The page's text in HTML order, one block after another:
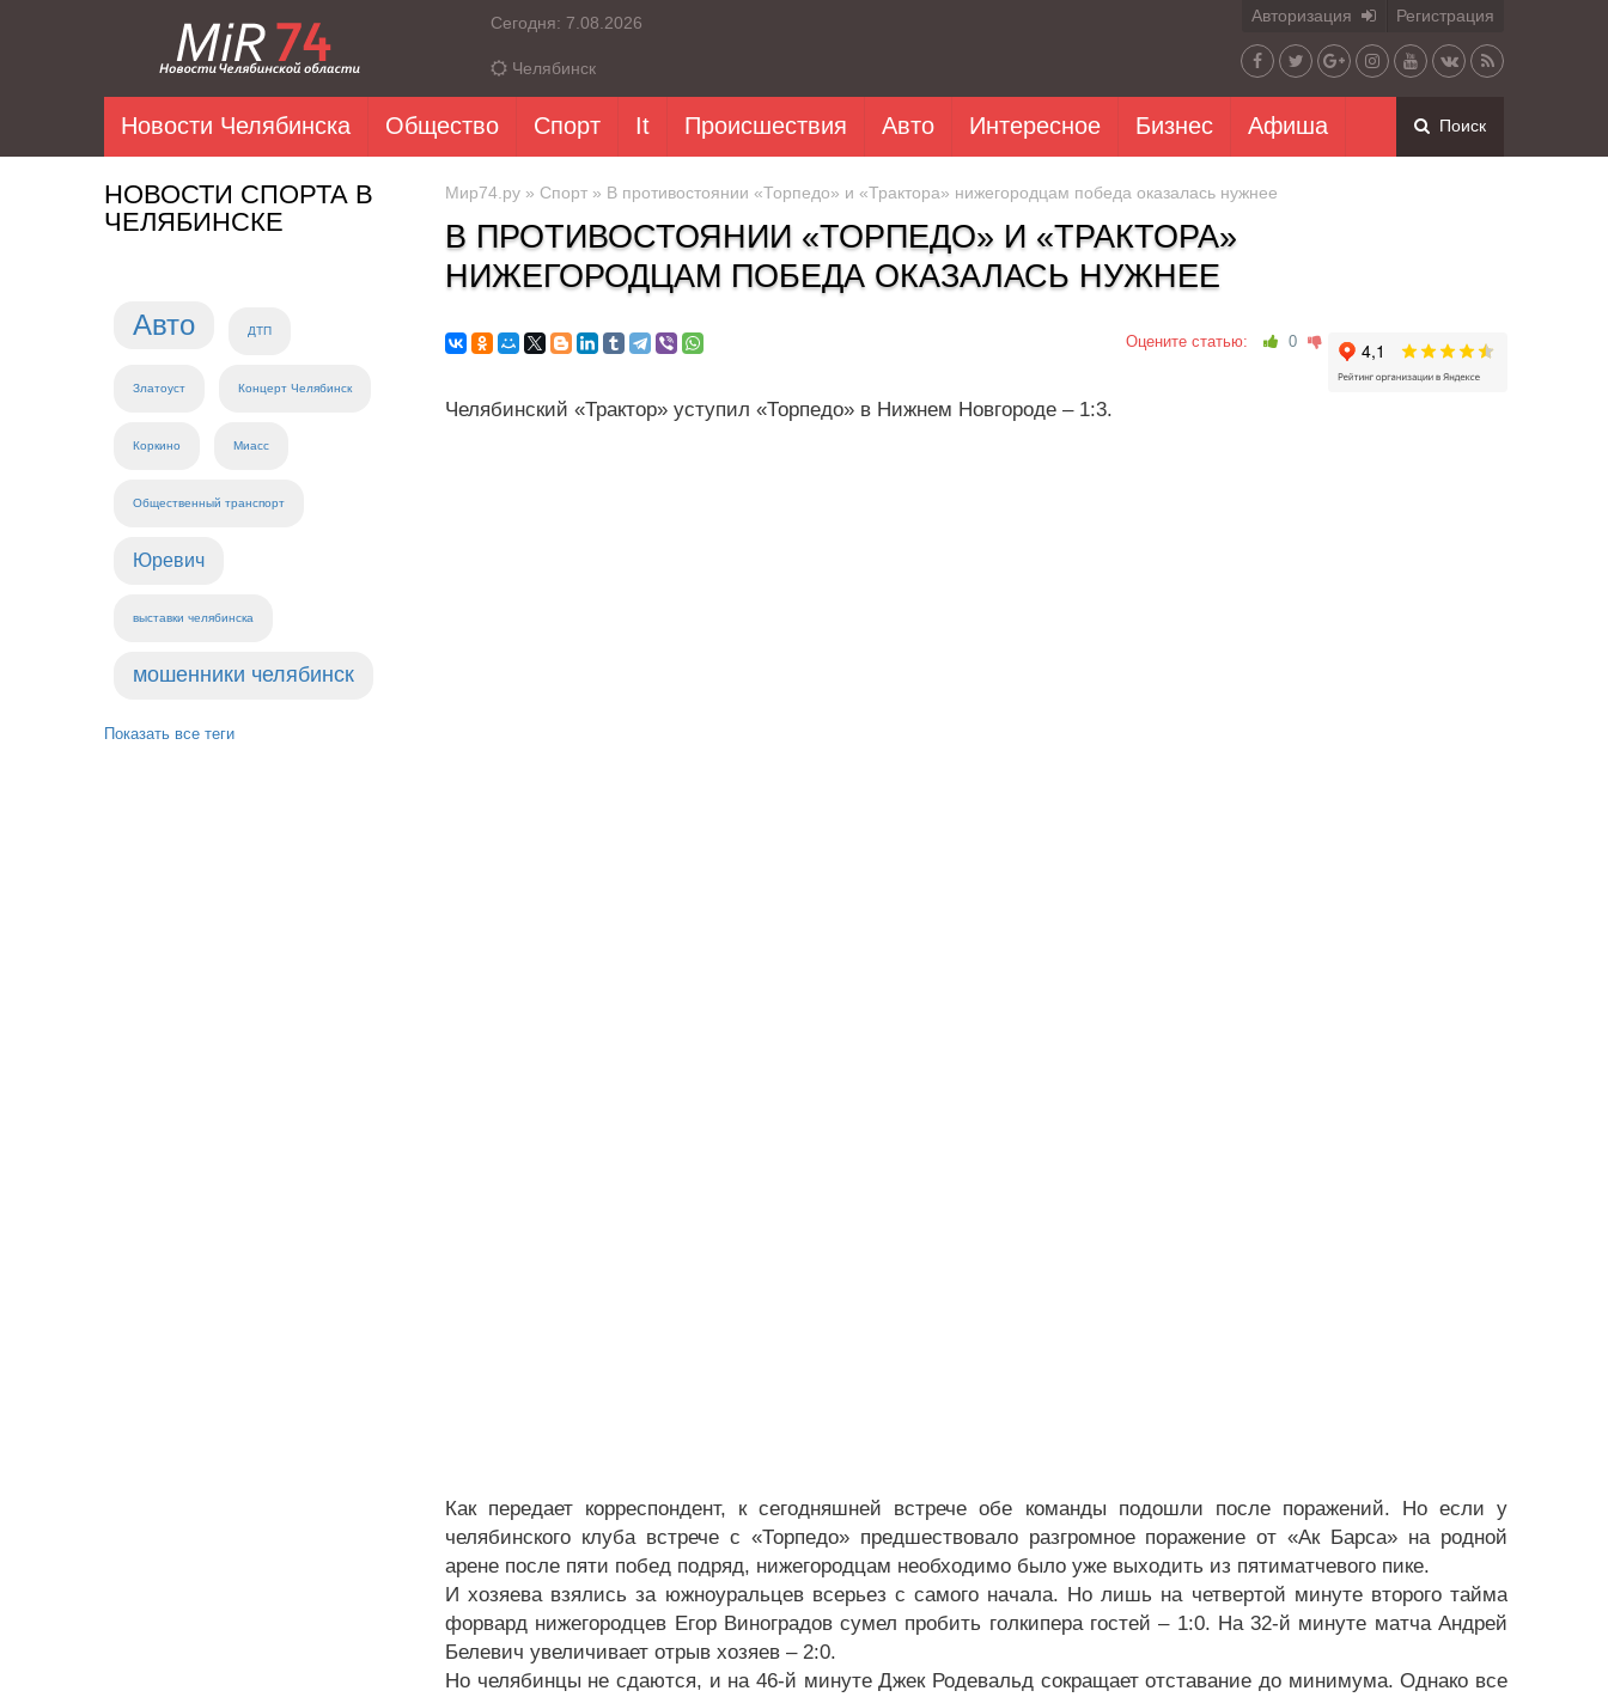
Сегодня: 7.08.2026
Челябинск
Авторизация Регистрация
Новости Челябинска Общество Спорт It Происшествия Авто Интересное Бизнес Афиша Поиск
НОВОСТИ СПОРТА В
ЧЕЛЯБИНСКЕ
Авто ДТП
Златоуст Концерт Челябинск
Коркино Миасс
Общественный транспорт
Юревич
выставки челябинска
мошенники челябинск
Показать все теги
Мир74.ру » Спорт » В противостоянии «Торпедо» и «Трактора» нижегородцам победа оказалась нужнее
В ПРОТИВОСТОЯНИИ «ТОРПЕДО» И «ТРАКТОРА»
НИЖЕГОРОДЦАМ ПОБЕДА ОКАЗАЛАСЬ НУЖНЕЕ
Оцените статью: 0
Челябинский «Трактор» уступил «Торпедо» в Нижнем Новгороде – 1:3.
Как передает корреспондент, к сегодняшней встрече обе команды подошли после поражений. Но если у
челябинского клуба встрече с «Торпедо» предшествовало разгромное поражение от «Ак Барса» на родной
арене после пяти побед подряд, нижегородцам необходимо было уже выходить из пятиматчевого пике.
И хозяева взялись за южноуральцев всерьез с самого начала. Но лишь на четвертой минуте второго тайма
форвард нижегородцев Егор Виноградов сумел пробить голкипера гостей – 1:0. На 32-й минуте матча Андрей
Белевич увеличивает отрыв хозяев – 2:0.
Но челябинцы не сдаются, и на 46-й минуте Джек Родевальд сокращает отставание до минимума. Однако все